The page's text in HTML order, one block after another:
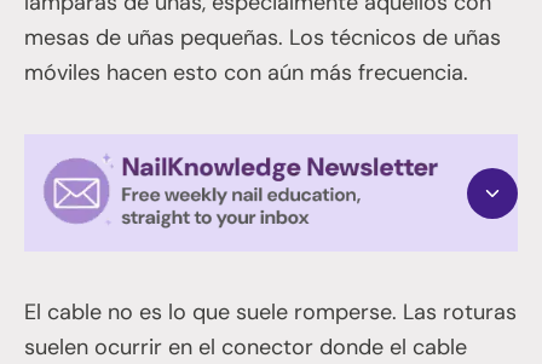
mesas de uñas pequeñas. Los técnicos de uñas
móviles hacen esto con aún más frecuencia.
El cable no es lo que suele romperse. Las roturas
suelen ocurrir en el conector donde el cable